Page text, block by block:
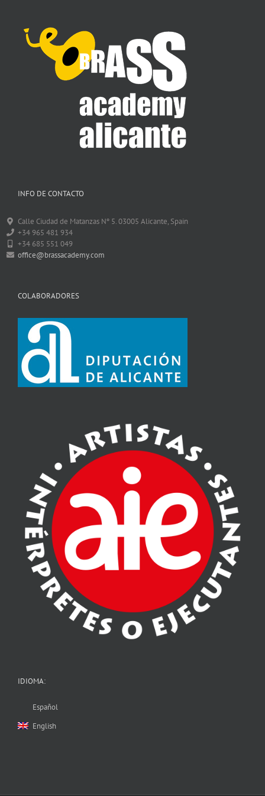
INFO DE CONTACTO
Calle Ciudad de Matanzas Nº 5. 03005 Alicante, Spain
+34 965 481 934
+34 685 551 049
office@brassacademy.com
COLABORADORES
IDIOMA:
Español
English